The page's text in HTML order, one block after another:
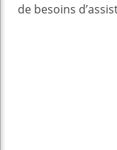
de besoins